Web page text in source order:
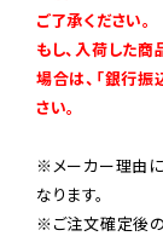
ご了承ください。
もし、入荷した
場合は、「銀行振
さい。
※メーカー理由
なります。
※ご注文確定後